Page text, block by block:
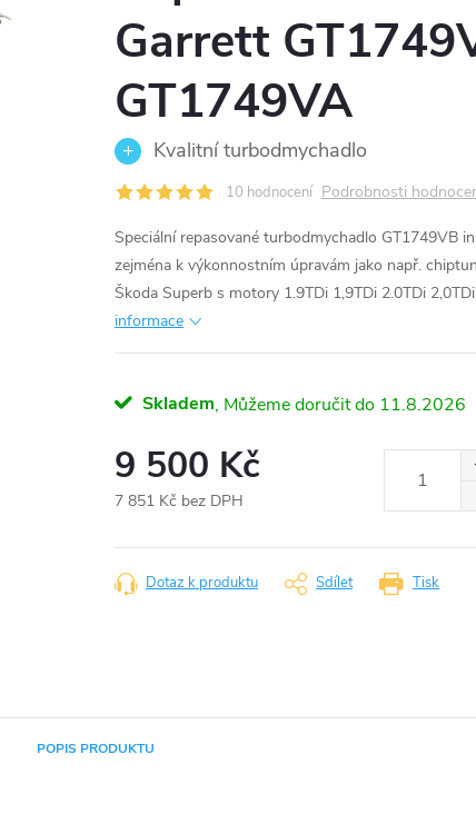
Garrett
GT1749VA
Kvalitní turbodmychadlo
10 hodnocení Podrobnosti
Speciální repasované turbodmychadlo GT1749VB
zejména k výkonnostním úpravám jako např.
Škoda Superb s motory 1.9TDi 1,9TDi 2.0TDi
informace
Skladem 11.8.2026
9 500 Kč
7 851 Kč bez DPH
cena:
Tisk
Dotaz k produktu Sdílet
POPIS PRODUKTU